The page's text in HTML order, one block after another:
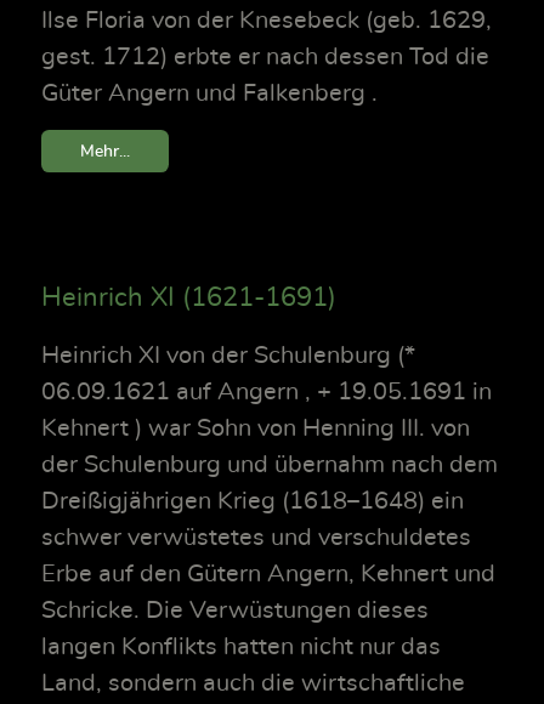
Ilse Floria von der Knesebeck (geb. 1629,
gest. 1712) erbte er nach dessen Tod die
Güter Angern und Falkenberg .
Mehr...
Heinrich XI (1621-1691)
Heinrich XI von der Schulenburg (*
06.09.1621 auf Angern , + 19.05.1691 in
Kehnert ) war Sohn von Henning III. von
der Schulenburg und übernahm nach dem
Dreißigjährigen Krieg (1618–1648) ein
schwer verwüstetes und verschuldetes
Erbe auf den Gütern Angern, Kehnert und
Schricke. Die Verwüstungen dieses
langen Konflikts hatten nicht nur das
Land, sondern auch die wirtschaftliche